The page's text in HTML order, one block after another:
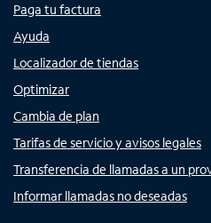
Paga tu factura
Ayuda
Localizador de tiendas
Optimizar
Cambia de plan
Tarifas de servicio y avisos legales
Transferencia de llamadas a un
Informar llamadas no deseadas